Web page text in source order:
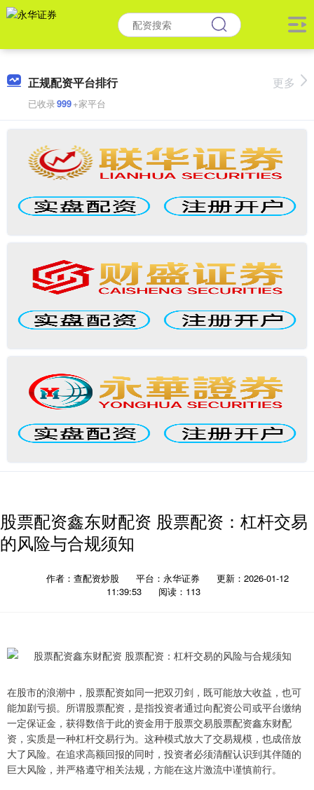
正规配资平台排行
已收录999+家平台
更多
股票配资鑫东财配资 股票配资：杠杆交易
的风险与合规须知
作者：查配资炒股 平台：永华证券
更新：2026-01-12
11:39:53
阅读：113
在股市的浪潮中，股票配资如同一把双刃剑，既可能放大收益，也可
能加剧亏损。所谓股票配资，是指投资者通过向配资公司或平台缴纳
一定保证金，获得数倍于此的资金用于股票交易股票配资鑫东财配
资，实质是一种杠杆交易行为。这种模式放大了交易规模，也成倍放
大了风险。在追求高额回报的同时，投资者必须清醒认识到其伴随的
巨大风险，并严格遵守相关法规，方能在这片激流中谨慎前行。